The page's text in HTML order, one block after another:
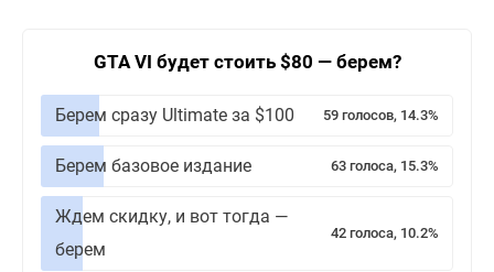
GTA VI будет стоить $80 — берем?
Берем сразу Ultimate за $100 59 голосов, 14.3%
Берем базовое издание 63 голоса, 15.3%
Ждем скидку, и вот тогда —
берем
42 голоса, 10.2%